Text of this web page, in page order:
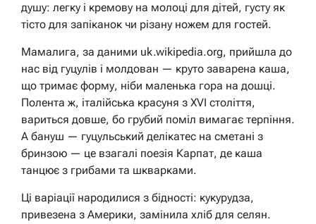
душу: легку і кремову на молоці для дітей, густу як
тісто для запіканок чи різану ножем для гостей.
Мамалига, за даними uk.wikipedia.org, прийшла до
нас від гуцулів і молдован — круто заварена каша,
що тримає форму, ніби маленька гора на дошці.
Полента ж, італійська красуня з XVI століття,
вариться довше, бо грубий поміл вимагає терпіння.
А бануш — гуцульський делікатес на сметані з
бринзою — це взагалі поезія Карпат, де каша
танцює з грибами та шкварками.
Ці варіації народилися з бідності: кукурудза,
привезена з Америки, замінила хліб для селян.